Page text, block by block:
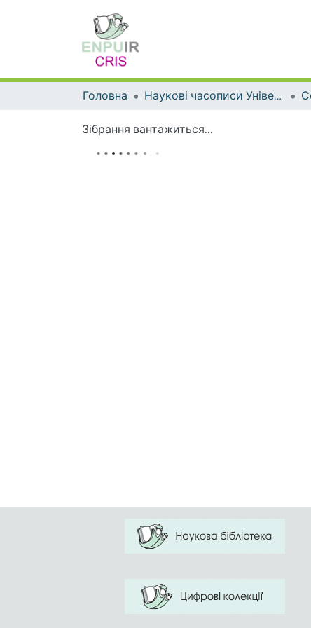
Головна Наукові часописи Університету
Зібрання вантажиться...